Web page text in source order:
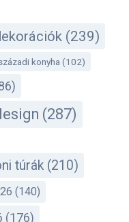
(239)
konyha (102)
(287)
túrák (210)
(140)
(176)